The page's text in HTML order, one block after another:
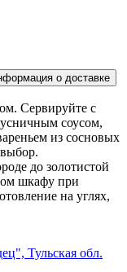
о доставке
Сервируйте с
соусом,
из сосновых
до золотистой
шкафу при
на углях,
Тульская обл.